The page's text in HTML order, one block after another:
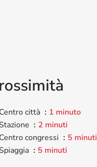
città
1 minuto
2 minuti
congressi
5 minuti
5 minuti